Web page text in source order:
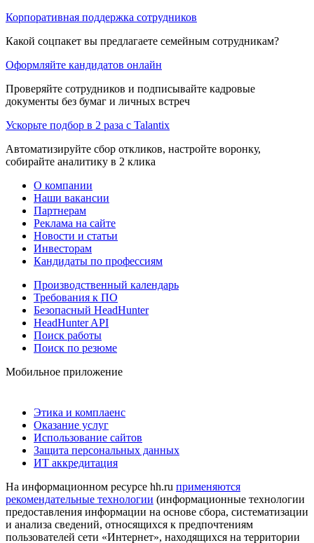
Корпоративная поддержка сотрудников
Какой соцпакет вы предлагаете семейным сотрудникам?
Оформляйте кандидатов онлайн
Проверяйте сотрудников и подписывайте кадровые
документы без бумаг и личных встреч
Ускорьте подбор в 2 раза с Talantix
Автоматизируйте сбор откликов, настройте воронку,
собирайте аналитику в 2 клика
О компании
Наши вакансии
Партнерам
Реклама на сайте
Новости и статьи
Инвесторам
Кандидаты по профессиям
Производственный календарь
Требования к ПО
Безопасный HeadHunter
HeadHunter API
Поиск работы
Поиск по резюме
Мобильное приложение
Этика и комплаенс
Оказание услуг
Использование сайтов
Защита персональных данных
ИТ аккредитация
На информационном ресурсе hh.ru применяются
рекомендательные технологии (информационные технологии
предоставления информации на основе сбора, систематизации
и анализа сведений, относящихся к предпочтениям
пользователей сети «Интернет», находящихся на территории